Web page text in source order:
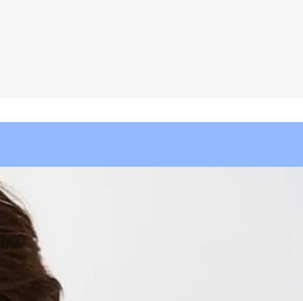
DE MEDIT